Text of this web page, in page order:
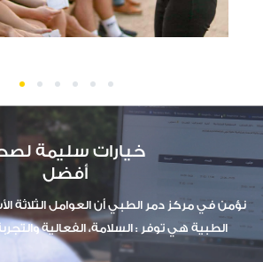
خيارات سليمة
أفضل
نؤمن في مركز دمر الطبي أن العوامل الثلاثة
الطبية هي توفر : السلامة، الفعالية